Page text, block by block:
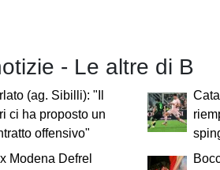
- Le altre di B
(ag. Sibilli): "Il
ci ha proposto un
offensivo"
Modena Defrel